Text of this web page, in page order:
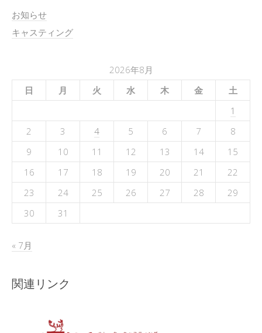
お知らせ
キャスティング
2026年8月
日
月 火 水 木 金
土
1
2
3 4 5 6 7
8
9
10 11 12 13 14
15
16
17 18 19 20 21
22
23
24 25 26 27 28
29
30
31
« 7月
関連リンク